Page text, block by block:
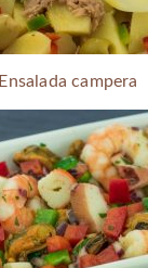
Ensalada campera